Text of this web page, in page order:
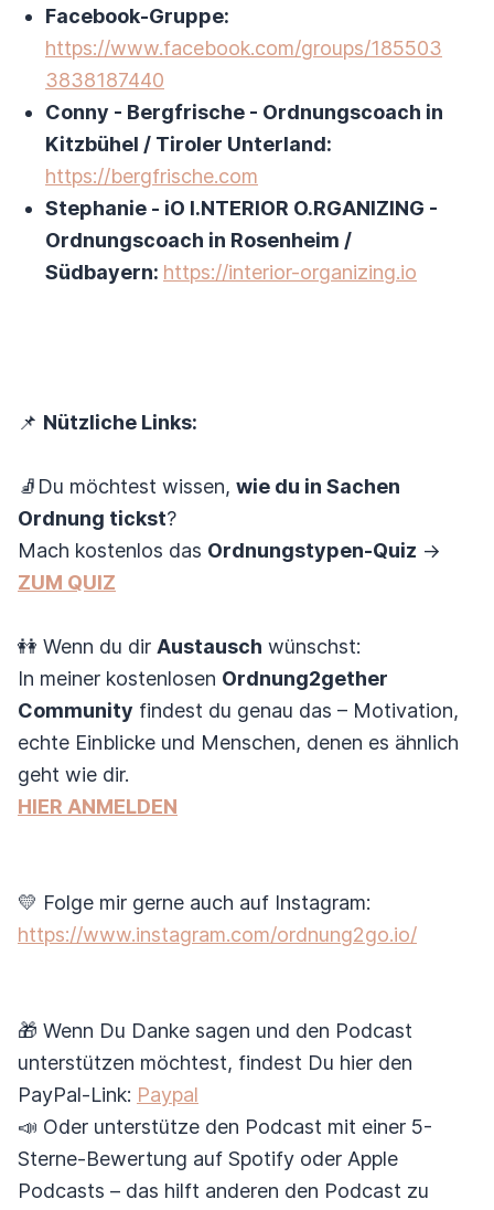
Facebook-Gruppe:
https://www.facebook.com/groups/185503
3838187440
Conny - Bergfrische - Ordnungscoach in
Kitzbühel / Tiroler Unterland:
https://bergfrische.com
Stephanie - iO I.NTERIOR O.RGANIZING -
Ordnungscoach in Rosenheim /
Südbayern: https://interior-organizing.io
📌 Nützliche Links:
🧦Du möchtest wissen, wie du in Sachen
Ordnung tickst?
Mach kostenlos das Ordnungstypen-Quiz →
ZUM QUIZ
👭 Wenn du dir Austausch wünschst:
In meiner kostenlosen Ordnung2gether
Community findest du genau das – Motivation,
echte Einblicke und Menschen, denen es ähnlich
geht wie dir.
HIER ANMELDEN
💛 Folge mir gerne auch auf Instagram:
https://www.instagram.com/ordnung2go.io/
🎁 Wenn Du Danke sagen und den Podcast
unterstützen möchtest, findest Du hier den
PayPal-Link: Paypal
📣 Oder unterstütze den Podcast mit einer 5-
Sterne-Bewertung auf Spotify oder Apple
Podcasts – das hilft anderen den Podcast zu